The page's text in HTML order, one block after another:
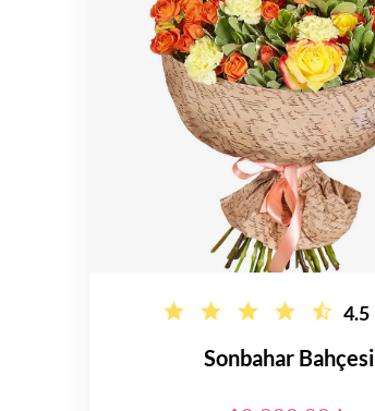
4.5
Sonbahar Bahçesi